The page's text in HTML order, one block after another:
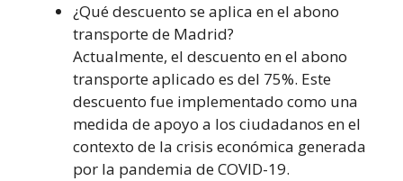
¿Qué descuento se aplica en el abono
transporte de Madrid?
Actualmente, el descuento en el abono
transporte aplicado es del 75%. Este
descuento fue implementado como una
medida de apoyo a los ciudadanos en el
contexto de la crisis económica generada
por la pandemia de COVID-19.